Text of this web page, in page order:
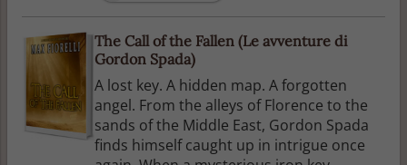
The Call of the Fallen (Le avventure di
Gordon Spada)
A lost key. A hidden map. A forgotten
angel. From the alleys of Florence to the
sands of the Middle East, Gordon Spada
finds himself caught up in intrigue once